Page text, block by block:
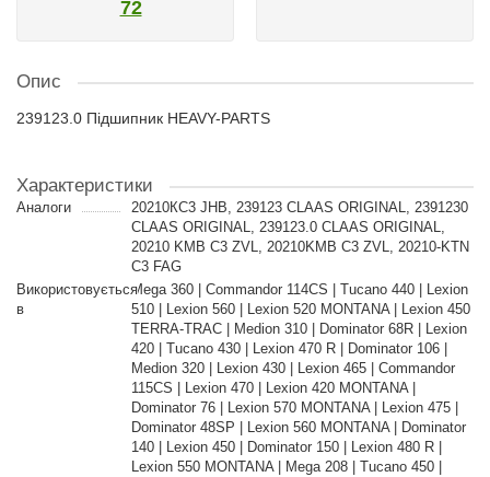
72
Опис
239123.0 Підшипник HEAVY-PARTS
Характеристики
Аналоги
20210КС3 JHB, 239123 CLAAS ORIGINAL, 2391230
CLAAS ORIGINAL, 239123.0 CLAAS ORIGINAL,
20210 KMB C3 ZVL, 20210KMB C3 ZVL, 20210-KTN
C3 FAG
Використовується
в
Mega 360 | Commandor 114CS | Tucano 440 | Lexion
510 | Lexion 560 | Lexion 520 MONTANA | Lexion 450
TERRA-TRAC | Medion 310 | Dominator 68R | Lexion
420 | Tucano 430 | Lexion 470 R | Dominator 106 |
Medion 320 | Lexion 430 | Lexion 465 | Commandor
115CS | Lexion 470 | Lexion 420 MONTANA |
Dominator 76 | Lexion 570 MONTANA | Lexion 475 |
Dominator 48SP | Lexion 560 MONTANA | Dominator
140 | Lexion 450 | Dominator 150 | Lexion 480 R |
Lexion 550 MONTANA | Mega 208 | Tucano 450 |